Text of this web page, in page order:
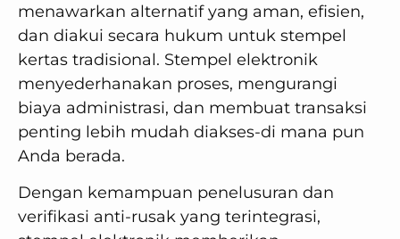
menawarkan alternatif yang aman, efisien,
dan diakui secara hukum untuk stempel
kertas tradisional. Stempel elektronik
menyederhanakan proses, mengurangi
biaya administrasi, dan membuat transaksi
penting lebih mudah diakses-di mana pun
Anda berada.
Dengan kemampuan penelusuran dan
verifikasi anti-rusak yang terintegrasi,